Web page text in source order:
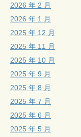
2026 年 2 月
2026 年 1 月
2025 年 12 月
2025 年 11 月
2025 年 10 月
2025 年 9 月
2025 年 8 月
2025 年 7 月
2025 年 6 月
2025 年 5 月